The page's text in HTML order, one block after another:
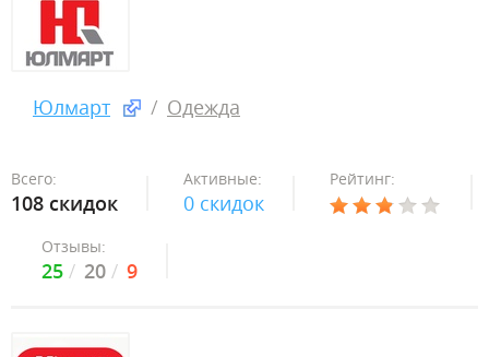
Юлмарт Одежда
Всего:
108 скидок
Активные:
0 скидок
Рейтинг:
Отзывы:
25 20 9